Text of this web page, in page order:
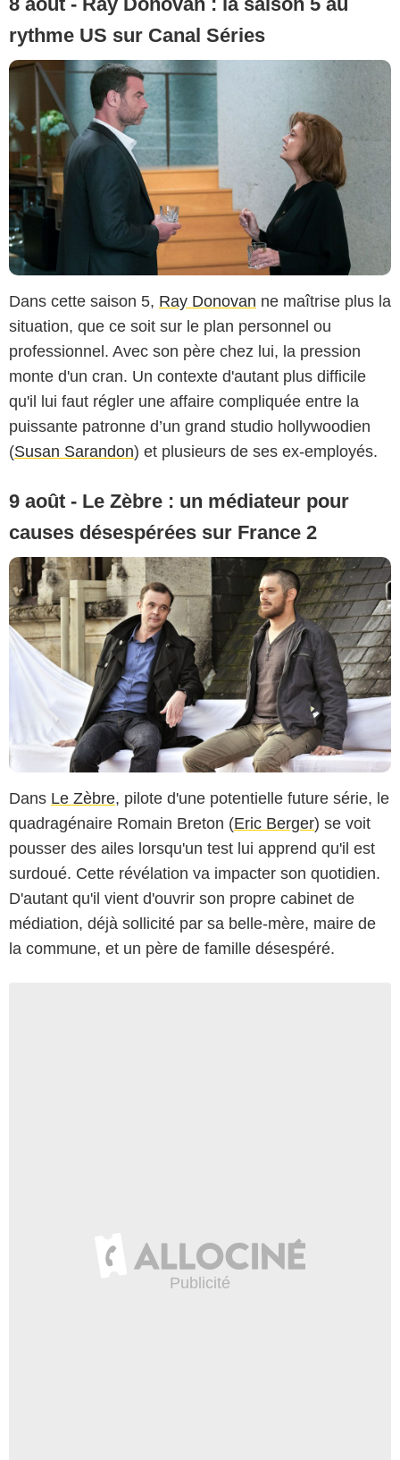
rythme US sur Canal Séries
Dans cette saison 5, Ray Donovan ne maîtrise plus la
situation, que ce soit sur le plan personnel ou
professionnel. Avec son père chez lui, la pression
monte d'un cran. Un contexte d'autant plus difficile
qu'il lui faut régler une affaire compliquée entre la
puissante patronne d’un grand studio hollywoodien
(Susan Sarandon) et plusieurs de ses ex-employés.
9 août - Le Zèbre : un médiateur pour
causes désespérées sur France 2
Dans Le Zèbre, pilote d'une potentielle future série, le
quadragénaire Romain Breton (Eric Berger) se voit
pousser des ailes lorsqu'un test lui apprend qu'il est
surdoué. Cette révélation va impacter son quotidien.
D'autant qu'il vient d'ouvrir son propre cabinet de
médiation, déjà sollicité par sa belle-mère, maire de
la commune, et un père de famille désespéré.